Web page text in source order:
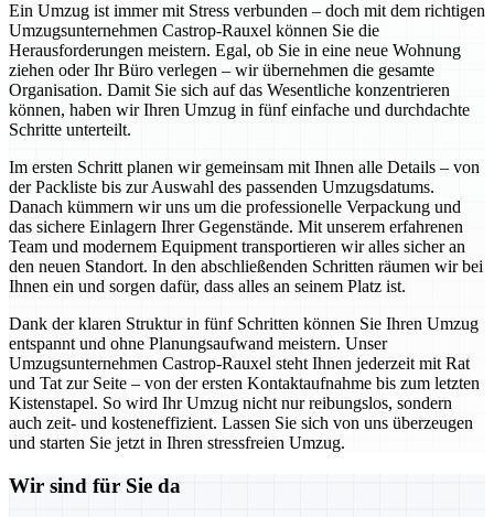
Ein Umzug ist immer mit Stress verbunden – doch mit dem richtigen
Umzugsunternehmen Castrop-Rauxel können Sie die
Herausforderungen meistern. Egal, ob Sie in eine neue Wohnung
ziehen oder Ihr Büro verlegen – wir übernehmen die gesamte
Organisation. Damit Sie sich auf das Wesentliche konzentrieren
können, haben wir Ihren Umzug in fünf einfache und durchdachte
Schritte unterteilt.
Im ersten Schritt planen wir gemeinsam mit Ihnen alle Details – von
der Packliste bis zur Auswahl des passenden Umzugsdatums.
Danach kümmern wir uns um die professionelle Verpackung und
das sichere Einlagern Ihrer Gegenstände. Mit unserem erfahrenen
Team und modernem Equipment transportieren wir alles sicher an
den neuen Standort. In den abschließenden Schritten räumen wir bei
Ihnen ein und sorgen dafür, dass alles an seinem Platz ist.
Dank der klaren Struktur in fünf Schritten können Sie Ihren Umzug
entspannt und ohne Planungsaufwand meistern. Unser
Umzugsunternehmen Castrop-Rauxel steht Ihnen jederzeit mit Rat
und Tat zur Seite – von der ersten Kontaktaufnahme bis zum letzten
Kistenstapel. So wird Ihr Umzug nicht nur reibungslos, sondern
auch zeit- und kosteneffizient. Lassen Sie sich von uns überzeugen
und starten Sie jetzt in Ihren stressfreien Umzug.
Wir sind für Sie da